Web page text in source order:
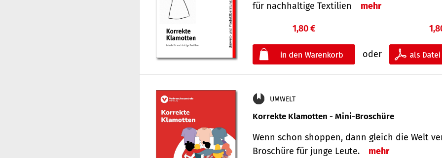
für nachhaltige Textilien
mehr
1,80 €
oder
UMWELT
Korrekte Klamotten - Mini-Broschüre
Wenn schon shoppen, dann gleich die Welt
Broschüre für junge Leute.
mehr